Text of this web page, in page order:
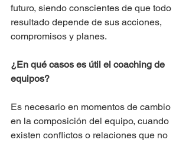
futuro, siendo conscientes de que todo
resultado depende de sus acciones,
compromisos y planes.
¿En qué casos es útil el coaching de
equipos?
Es necesario en momentos de cambio
en la composición del equipo, cuando
existen conflictos o relaciones que no